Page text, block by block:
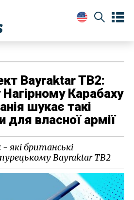
Bayraktar TB2:
Нагірному Карабаху
шукає такі
для власної армії
які британські
Bayraktar TB2